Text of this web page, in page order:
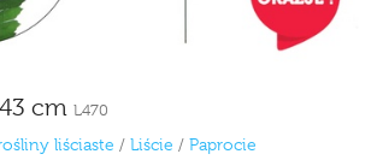
cm L470
liściaste / Liście / Paprocie